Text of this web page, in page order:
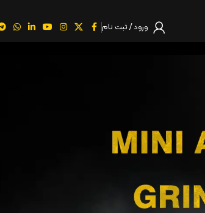
ورود / ثبت نام